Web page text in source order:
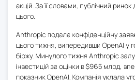
акцій. За її словами, публічний
цього.
Anthropic подала конфіденційну
цього тижня, випередивши OpenAI у
біржу. Минулого тижня Anthropic
інвестицій за оцінки в $965 млрд,
показник OpenAI. Компанія уклала